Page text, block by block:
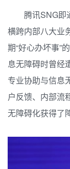
腾讯SNG即
横跨内部八大业
期“好心办坏事”
息无障碍时曾经
专业协助与信息
户反馈、内部流
无障碍化获得了